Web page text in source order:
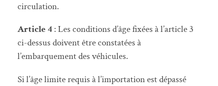
circulation.
Article 4: Les conditions d’âge fixées à l’article 3
ci-dessus doivent être constatées à
l’embarquement des véhicules.
Si l’âge limite requis à l’importation est dépassé